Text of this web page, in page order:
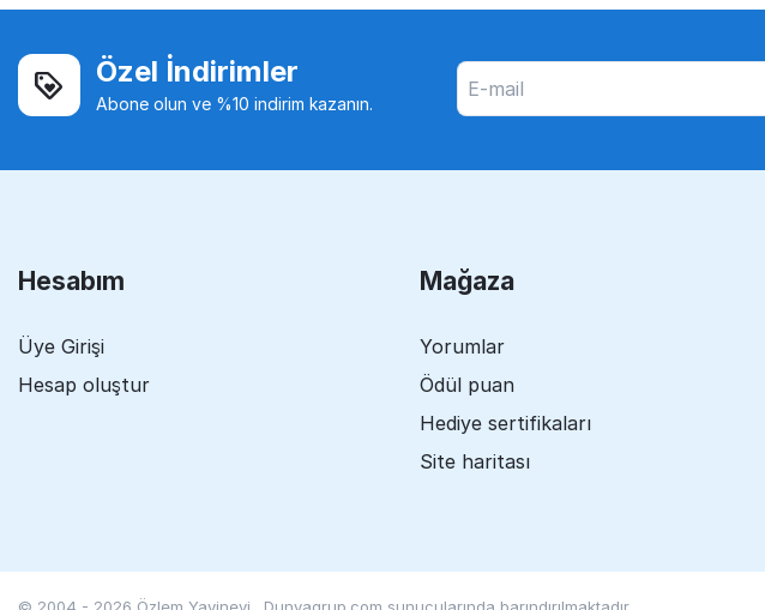
Özel İndirimler
Abone olun ve %10 indirim kazanın.
Hesabım
Üye Girişi
Hesap oluştur
Mağaza
Yorumlar
Ödül puan
Hediye sertifikaları
Site haritası